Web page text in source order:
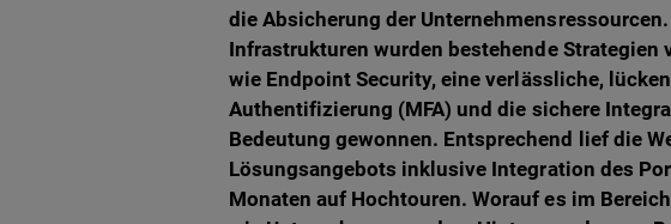
die Absicherung der
Infrastrukturen wurden bestehende
wie Endpoint Security, eine verlässliche,
Authentifizierung (MFA) und die sichere
Bedeutung gewonnen. Entsprechend lief die
Lösungsangebots inklusive Integration des
Monaten auf Hochtouren. Worauf es im